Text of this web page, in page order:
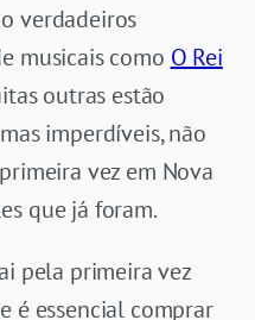
verdadeiros
musicais como O Rei
outras estão
imperdíveis, não
vez em Nova
que já foram.
pela primeira vez
é essencial comprar